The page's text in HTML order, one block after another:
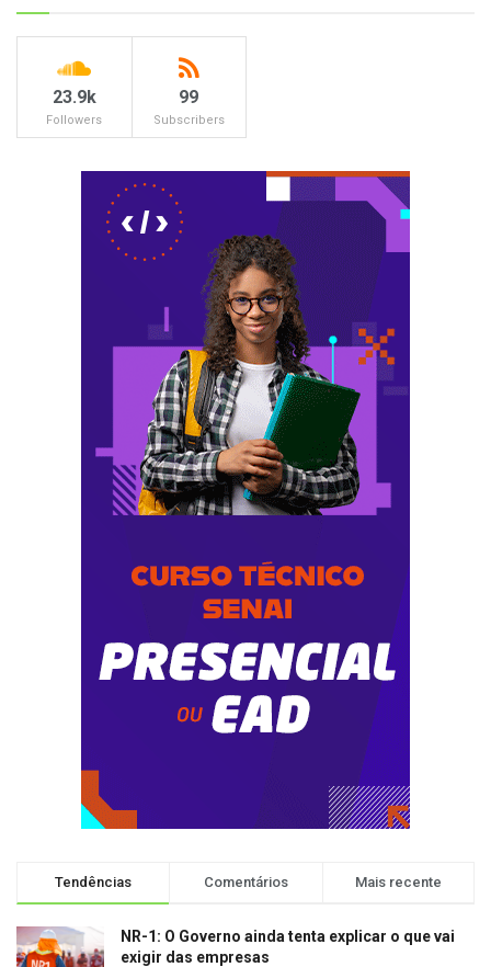
23.9k
Followers
99
Subscribers
Tendências Comentários Mais recente
NR-1: O Governo ainda tenta explicar o que vai
exigir das empresas